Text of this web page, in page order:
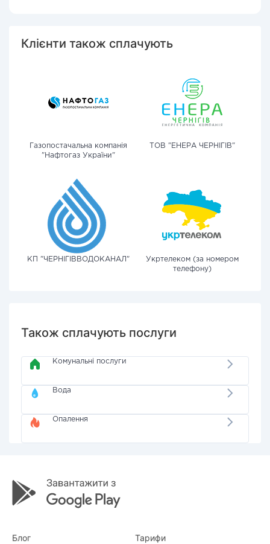
Клієнти також сплачують
Газопостачальна компанія
"Нафтогаз України"
ТОВ "ЕНЕРА ЧЕРНІГІВ"
КП "ЧЕРНІГІВВОДОКАНАЛ"
Укртелеком (за номером
телефону)
Також сплачують послуги
Комунальні послуги
Вода
Опалення
Блог Тарифи